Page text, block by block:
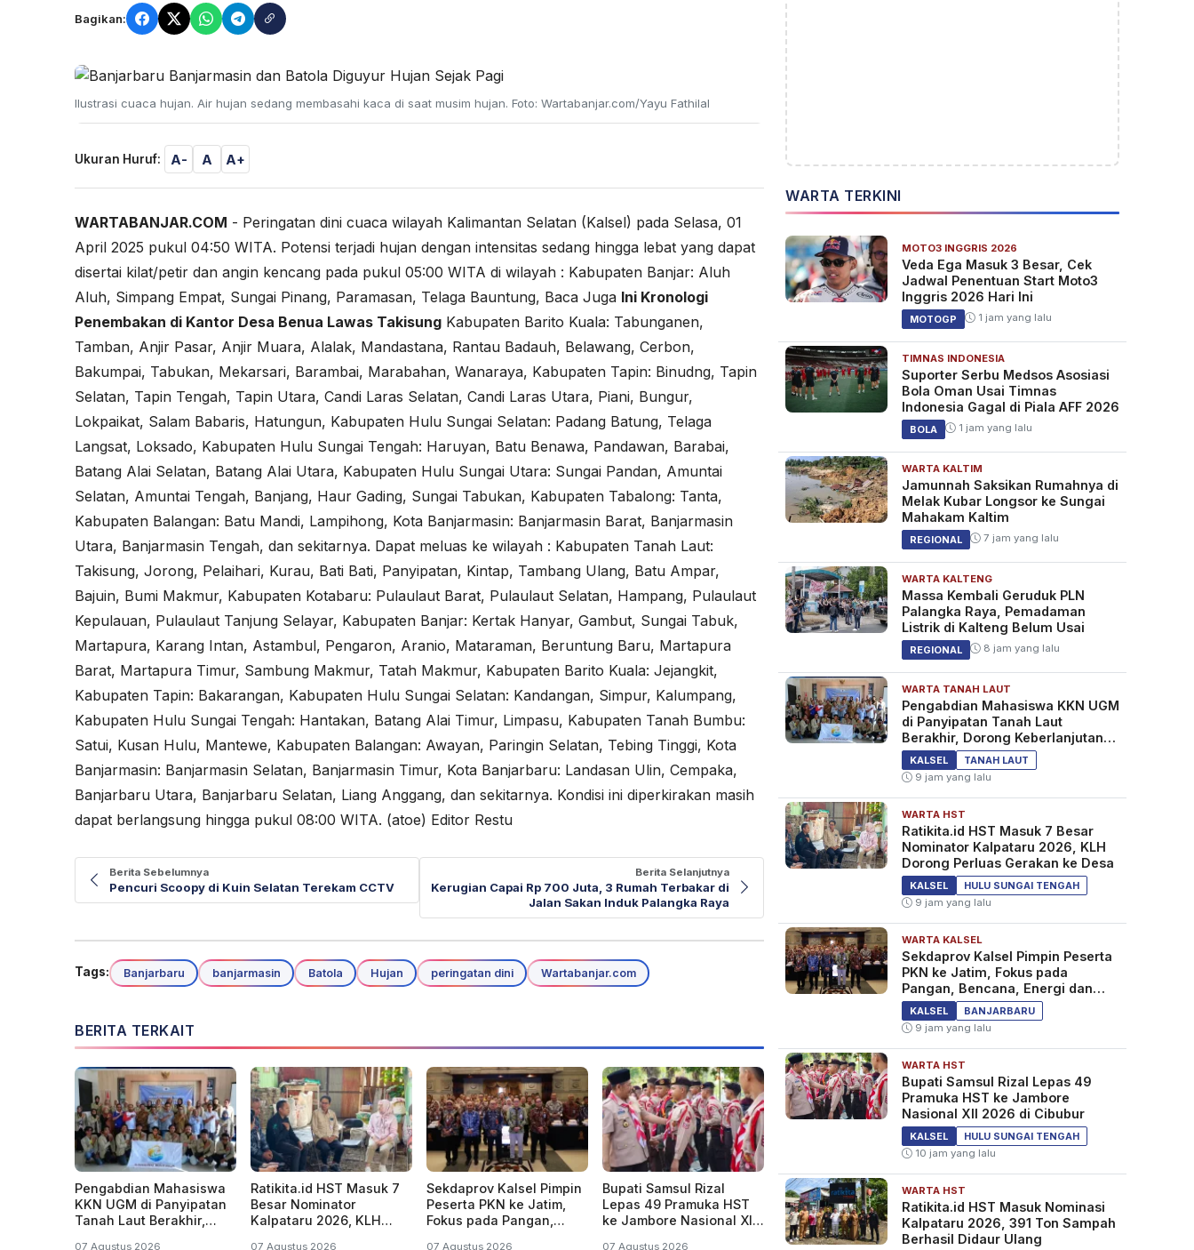
Bagikan:
Ilustrasi cuaca hujan. Air hujan sedang membasahi kaca di saat musim hujan. Foto: Wartabanjar.com/Yayu Fathilal
Ukuran Huruf: A- A A+
WARTABANJAR.COM - Peringatan dini cuaca wilayah Kalimantan Selatan (Kalsel) pada Selasa, 01
April 2025 pukul 04:50 WITA. Potensi terjadi hujan dengan intensitas sedang hingga lebat yang dapat
disertai kilat/petir dan angin kencang pada pukul 05:00 WITA di wilayah : Kabupaten Banjar: Aluh
Aluh, Simpang Empat, Sungai Pinang, Paramasan, Telaga Bauntung, Baca Juga Ini Kronologi
Penembakan di Kantor Desa Benua Lawas Takisung Kabupaten Barito Kuala: Tabunganen,
Tamban, Anjir Pasar, Anjir Muara, Alalak, Mandastana, Rantau Badauh, Belawang, Cerbon,
Bakumpai, Tabukan, Mekarsari, Barambai, Marabahan, Wanaraya, Kabupaten Tapin: Binudng, Tapin
Selatan, Tapin Tengah, Tapin Utara, Candi Laras Selatan, Candi Laras Utara, Piani, Bungur,
Lokpaikat, Salam Babaris, Hatungun, Kabupaten Hulu Sungai Selatan: Padang Batung, Telaga
Langsat, Loksado, Kabupaten Hulu Sungai Tengah: Haruyan, Batu Benawa, Pandawan, Barabai,
Batang Alai Selatan, Batang Alai Utara, Kabupaten Hulu Sungai Utara: Sungai Pandan, Amuntai
Selatan, Amuntai Tengah, Banjang, Haur Gading, Sungai Tabukan, Kabupaten Tabalong: Tanta,
Kabupaten Balangan: Batu Mandi, Lampihong, Kota Banjarmasin: Banjarmasin Barat, Banjarmasin
Utara, Banjarmasin Tengah, dan sekitarnya. Dapat meluas ke wilayah : Kabupaten Tanah Laut:
Takisung, Jorong, Pelaihari, Kurau, Bati Bati, Panyipatan, Kintap, Tambang Ulang, Batu Ampar,
Bajuin, Bumi Makmur, Kabupaten Kotabaru: Pulaulaut Barat, Pulaulaut Selatan, Hampang, Pulaulaut
Kepulauan, Pulaulaut Tanjung Selayar, Kabupaten Banjar: Kertak Hanyar, Gambut, Sungai Tabuk,
Martapura, Karang Intan, Astambul, Pengaron, Aranio, Mataraman, Beruntung Baru, Martapura
Barat, Martapura Timur, Sambung Makmur, Tatah Makmur, Kabupaten Barito Kuala: Jejangkit,
Kabupaten Tapin: Bakarangan, Kabupaten Hulu Sungai Selatan: Kandangan, Simpur, Kalumpang,
Kabupaten Hulu Sungai Tengah: Hantakan, Batang Alai Timur, Limpasu, Kabupaten Tanah Bumbu:
Satui, Kusan Hulu, Mantewe, Kabupaten Balangan: Awayan, Paringin Selatan, Tebing Tinggi, Kota
Banjarmasin: Banjarmasin Selatan, Banjarmasin Timur, Kota Banjarbaru: Landasan Ulin, Cempaka,
Banjarbaru Utara, Banjarbaru Selatan, Liang Anggang, dan sekitarnya. Kondisi ini diperkirakan masih
dapat berlangsung hingga pukul 08:00 WITA. (atoe) Editor Restu
Berita Sebelumnya
Pencuri Scoopy di Kuin Selatan Terekam CCTV
Berita Selanjutnya
Kerugian Capai Rp 700 Juta, 3 Rumah Terbakar di
Jalan Sakan Induk Palangka Raya
Tags: Banjarbaru banjarmasin Batola Hujan peringatan dini Wartabanjar.com
BERITA TERKAIT
Pengabdian Mahasiswa
KKN UGM di Panyipatan
Tanah Laut Berakhir,
07 Agustus 2026
Ratikita.id HST Masuk 7
Besar Nominator
Kalpataru 2026, KLH
07 Agustus 2026
Sekdaprov Kalsel Pimpin
Peserta PKN ke Jatim,
Fokus pada Pangan,
07 Agustus 2026
Bupati Samsul Rizal
Lepas 49 Pramuka HST
ke Jambore Nasional XII
07 Agustus 2026
WARTA TERKINI
MOTO3 INGGRIS 2026
Veda Ega Masuk 3 Besar, Cek
Jadwal Penentuan Start Moto3
Inggris 2026 Hari Ini
MOTOGP 1 jam yang lalu
TIMNAS INDONESIA
Suporter Serbu Medsos Asosiasi
Bola Oman Usai Timnas
Indonesia Gagal di Piala AFF 2026
BOLA 1 jam yang lalu
WARTA KALTIM
Jamunnah Saksikan Rumahnya di
Melak Kubar Longsor ke Sungai
Mahakam Kaltim
REGIONAL 7 jam yang lalu
WARTA KALTENG
Massa Kembali Geruduk PLN
Palangka Raya, Pemadaman
Listrik di Kalteng Belum Usai
REGIONAL 8 jam yang lalu
WARTA TANAH LAUT
Pengabdian Mahasiswa KKN UGM
di Panyipatan Tanah Laut
Berakhir, Dorong Keberlanjutan
Program Masyarakat
KALSEL
TANAH LAUT
9 jam yang lalu
WARTA HST
Ratikita.id HST Masuk 7 Besar
Nominator Kalpataru 2026, KLH
Dorong Perluas Gerakan ke Desa
KALSEL
HULU SUNGAI TENGAH
9 jam yang lalu
WARTA KALSEL
Sekdaprov Kalsel Pimpin Peserta
PKN ke Jatim, Fokus pada
Pangan, Bencana, Energi dan
Ekonomi
KALSEL
BANJARBARU
9 jam yang lalu
WARTA HST
Bupati Samsul Rizal Lepas 49
Pramuka HST ke Jambore
Nasional XII 2026 di Cibubur
KALSEL
HULU SUNGAI TENGAH
10 jam yang lalu
WARTA HST
Ratikita.id HST Masuk Nominasi
Kalpataru 2026, 391 Ton Sampah
Berhasil Didaur Ulang